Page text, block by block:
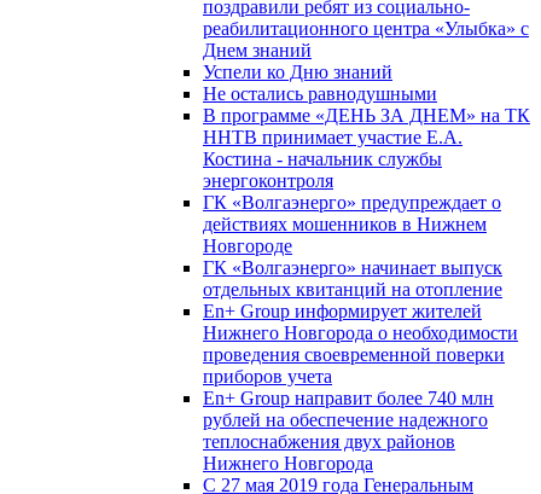
поздравили ребят из социально-
реабилитационного центра «Улыбка» с
Днем знаний
Успели ко Дню знаний
Не остались равнодушными
В программе «ДЕНЬ ЗА ДНЕМ» на ТК
ННТВ принимает участие Е.А.
Костина - начальник службы
энергоконтроля
ГК «Волгаэнерго» предупреждает о
действиях мошенников в Нижнем
Новгороде
ГК «Волгаэнерго» начинает выпуск
отдельных квитанций на отопление
En+ Group информирует жителей
Нижнего Новгорода о необходимости
проведения своевременной поверки
приборов учета
En+ Group направит более 740 млн
рублей на обеспечение надежного
теплоснабжения двух районов
Нижнего Новгорода
С 27 мая 2019 года Генеральным